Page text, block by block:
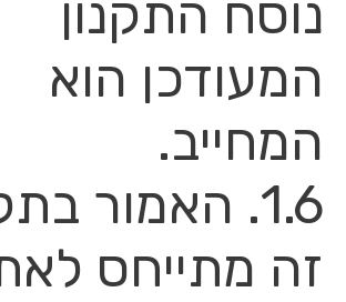
נוסח התקנון
המעודכן הוא
המחייב.
1.6. האמור
זה מתייחס